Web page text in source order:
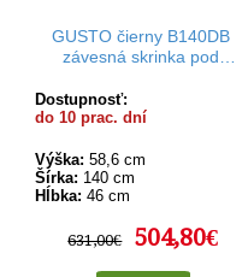
GUSTO čierny B140DB
závesná skrinka pod
Dostupnosť:
do 10 prac. dní
Výška: 58,6 cm
Šírka: 140 cm
Hĺbka: 46 cm
631,00€ 504,80€